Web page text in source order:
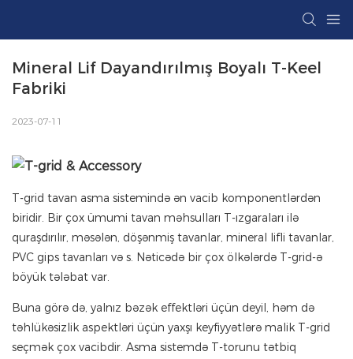
Mineral Lif Dayandırılmış Boyalı T-Keel
Fabriki
2023-07-11
T-grid tavan asma sistemində ən vacib komponentlərdən
biridir. Bir çox ümumi tavan məhsulları T-ızgaraları ilə
quraşdırılır, məsələn, döşənmiş tavanlar, mineral lifli tavanlar,
PVC gips tavanları və s. Nəticədə bir çox ölkələrdə T-grid-ə
böyük tələbat var.
Buna görə də, yalnız bəzək effektləri üçün deyil, həm də
təhlükəsizlik aspektləri üçün yaxşı keyfiyyətlərə malik T-grid
seçmək çox vacibdir. Asma sistemdə T-torunu tətbiq